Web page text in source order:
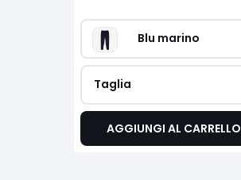
Blu marino
Taglia
AGGIUNGI AL CARRELLO